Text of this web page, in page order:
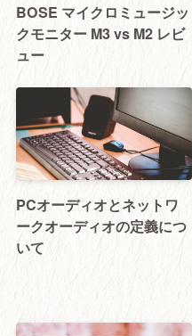
BOSE マイクロミュージッ
クモニター M3 vs M2 レビ
ュー
PCオーディオとネットワ
ークオーディオの定義につ
いて